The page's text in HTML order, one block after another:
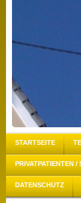
STARTSEITE
PRIVATPATIENTEN
DATENSCHUTZ